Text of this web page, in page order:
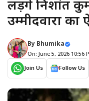
लड़ेंगे निशांत
उम्मीदवारों का
By Bhumika
On: June 5, 2026 10:56
Join Us
Follow Us